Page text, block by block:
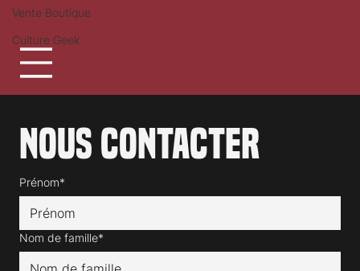
Vente Boutique
Culture Geek
Nous contacter
Prénom*
Nom de famille*